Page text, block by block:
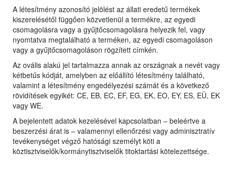
A létesítmény azonosító jelölést az állati eredetű termékek
kiszerelésétől függően közvetlenül a termékre, az egyedi
csomagolásra vagy a gyűjtőcsomagolásra helyezik fel, vagy
nyomtatva megtalálható a terméken, az egyedi csomagoláson
vagy a gyűjtőcsomagoláson rögzített címkén.
Az ovális alakú jel tartalmazza annak az országnak a nevét vagy
kétbetűs kódját, amelyben az előállító létesítmény található,
valamint a létesítmény engedélyezési számát és a következő
rövidítések egyikét: CE, EB, EC, EF, EG, EK, EO, EY, ES, EÜ, EK
vagy WE.
A bejelentett adatok kezelésével kapcsolatban – beleértve a
beszerzési árat is – valamennyi ellenőrzési vagy adminisztratív
tevékenységet végző hatósági személyt köti a
köztisztviselők/kormánytisztviselők titoktartási kötelezettsége.